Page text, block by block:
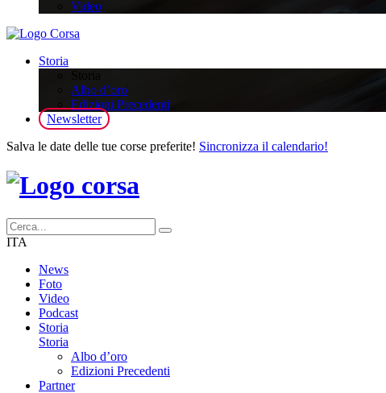
Video
Storia
Albo d’oro
Edizioni Precedenti
Newsletter
Salva le date delle tue corse preferite! Sincronizza il calendario!
ITA
News
Foto
Video
Podcast
Storia
Storia
Albo d’oro
Edizioni Precedenti
Partner